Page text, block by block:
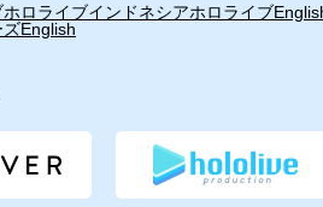
ホロライブインドネシアホロライブ
English